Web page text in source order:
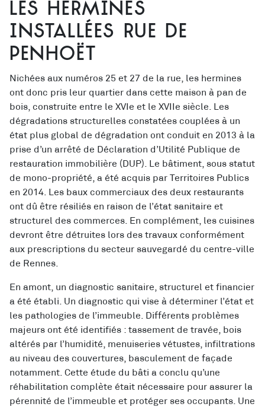
Les hermines
installées rue de
Penhoët
Nichées aux numéros 25 et 27 de la rue, les hermines
ont donc pris leur quartier dans cette maison à pan de
bois, construite entre le XVIe et le XVIIe siècle. Les
dégradations structurelles constatées couplées à un
état plus global de dégradation ont conduit en 2013 à la
prise d’un arrêté de Déclaration d’Utilité Publique de
restauration immobilière (DUP). Le bâtiment, sous statut
de mono-propriété, a été acquis par Territoires Publics
en 2014. Les baux commerciaux des deux restaurants
ont dû être résiliés en raison de l’état sanitaire et
structurel des commerces. En complément, les cuisines
devront être détruites lors des travaux conformément
aux prescriptions du secteur sauvegardé du centre-ville
de Rennes.
En amont, un diagnostic sanitaire, structurel et financier
a été établi. Un diagnostic qui vise à déterminer l’état et
les pathologies de l’immeuble. Différents problèmes
majeurs ont été identifiés : tassement de travée, bois
altérés par l’humidité, menuiseries vétustes, infiltrations
au niveau des couvertures, basculement de façade
notamment. Cette étude du bâti a conclu qu’une
réhabilitation complète était nécessaire pour assurer la
pérennité de l’immeuble et protéger ses occupants. Une